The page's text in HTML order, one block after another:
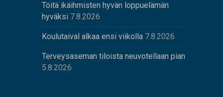
Töitä ikäihmisten hyvän loppuelämän
hyväksi 7.8.2026
Koulutaival alkaa ensi viikolla 7.8.2026
Terveysaseman tiloista neuvotellaan pian
5.8.2026